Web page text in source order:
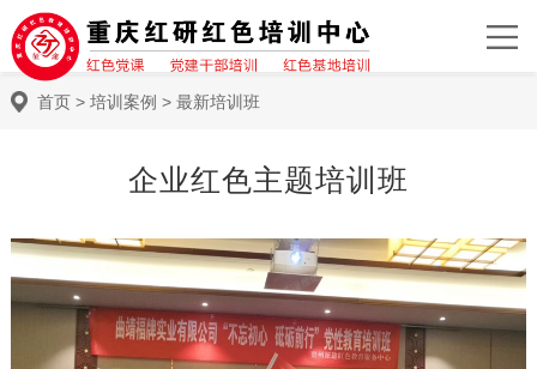
首页> 培训案例 > 最新培训班
企业红色主题培训班